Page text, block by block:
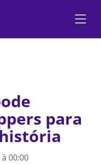
para
00:00